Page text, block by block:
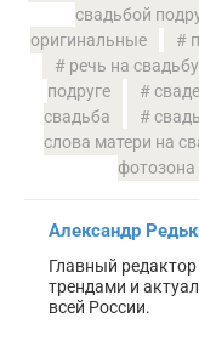
свадьбой
оригинальные
речь на
подруге
свадьба
слова матери на
фотозона
Александр
Главный
трендами и
всей России.